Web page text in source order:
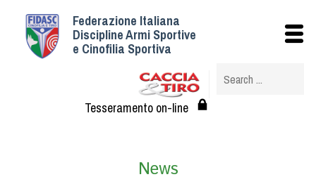
Federazione Italiana
Discipline Armi Sportive
e Cinofilia Sportiva
Tesseramento on-line
News
Istituzionale
Struttura
Albo Veterinari federali
Statuto e Regolamenti